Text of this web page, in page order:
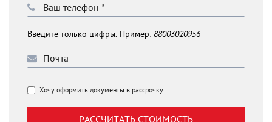
Введите только цифры. Пример: 88003020956
Хочу оформить документы в рассрочку
РАССЧИТАТЬ СТОИМОСТЬ